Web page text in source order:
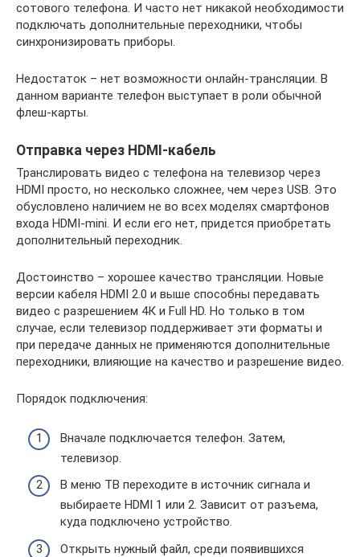
сотового телефона. И часто нет никакой необходимости
подключать дополнительные переходники, чтобы
синхронизировать приборы.
Недостаток – нет возможности онлайн-трансляции. В
данном варианте телефон выступает в роли обычной
флеш-карты.
Отправка через HDMI-кабель
Транслировать видео с телефона на телевизор через
HDMI просто, но несколько сложнее, чем через USB. Это
обусловлено наличием не во всех моделях смартфонов
входа HDMI-mini. И если его нет, придется приобретать
дополнительный переходник.
Достоинство – хорошее качество трансляции. Новые
версии кабеля HDMI 2.0 и выше способны передавать
видео с разрешением 4К и Full HD. Но только в том
случае, если телевизор поддерживает эти форматы и
при передаче данных не применяются дополнительные
переходники, влияющие на качество и разрешение видео.
Порядок подключения:
Вначале подключается телефон. Затем,
телевизор.
В меню ТВ переходите в источник сигнала и
выбираете HDMI 1 или 2. Зависит от разъема,
куда подключено устройство.
Открыть нужный файл, среди появившихся